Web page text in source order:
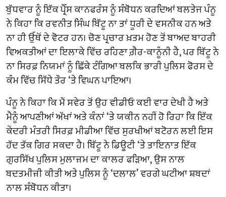
ਬੁੱਧਵਾਰ ਨੂੰ ਇੱਕ ਪ੍ਰੈੱਸ ਕਾਨਫਰੰਸ ਨੂੰ ਸੰਬੋਧਨ ਕਰਦਿਆਂ ਬਲਤੇਜ ਪੰਨੂ
ਨੇ ਕਿਹਾ ਕਿ ਰਵਨੀਤ ਸਿੰਘ ਬਿੱਟੂ ਨਾ ਤਾਂ ਧੂਰੀ ਦੇ ਵਸਨੀਕ ਹਨ ਅਤੇ
ਨਾ ਹੀ ਉੱਥੋਂ ਦੇ ਵੋਟਰ ਹਨ। ਚੋਣ ਪ੍ਰਚਾਰ ਖ਼ਤਮ ਹੋਣ ਤੋਂ ਬਾਅਦ ਬਾਹਰੀ
ਵਿਅਕਤੀਆਂ ਦਾ ਇਲਾਕੇ ਵਿੱਚ ਰਹਿਣਾ ਗ਼ੈਰ-ਕਾਨੂੰਨੀ ਹੈ, ਪਰ ਬਿੱਟੂ ਨੇ
ਨਾ ਸਿਰਫ਼ ਨਿਯਮਾਂ ਨੂੰ ਛਿੱਕੇ ਟੰਗਿਆ ਬਲਕਿ ਭਾਰੀ ਪੁਲਿਸ ਫੋਰਸ ਦੇ
ਕੰਮ ਵਿੱਚ ਸਿੱਧੇ ਤੌਰ ‘ਤੇ ਵਿਘਨ ਪਾਇਆ।
ਪੰਨੂ ਨੇ ਕਿਹਾ ਕਿ ਮੈਂ ਸਵੇਰ ਤੋਂ ਉਹ ਵੀਡੀਓ ਕਈ ਵਾਰ ਦੇਖੀ ਹੈ ਅਤੇ
ਮੈਨੂੰ ਆਪਣੀਆਂ ਅੱਖਾਂ ਅਤੇ ਕੰਨਾਂ ‘ਤੇ ਯਕੀਨ ਨਹੀਂ ਹੋ ਰਿਹਾ ਕਿ ਇੱਕ
ਕੇਂਦਰੀ ਮੰਤਰੀ ਸਿਰਫ਼ ਮੀਡੀਆ ਵਿੱਚ ਸੁਰਖੀਆਂ ਬਟੋਰਨ ਲਈ ਇਸ
ਹੱਦ ਤੱਕ ਗਿਰ ਸਕਦਾ ਹੈ। ਬਿੱਟੂ ਨੇ ਡਿਊਟੀ ‘ਤੇ ਤਾਇਨਾਤ ਇੱਕ
ਗੁਰਸਿੱਖ ਪੁਲਿਸ ਮੁਲਾਜ਼ਮ ਦਾ ਕਾਲਰ ਫੜਿਆ, ਉਸ ਨਾਲ
ਬਦਤਮੀਜ਼ੀ ਕੀਤੀ ਅਤੇ ਪੁਲਿਸ ਨੂੰ ‘ਦਲਾਲ’ ਵਰਗੇ ਘਟੀਆ ਸ਼ਬਦਾਂ
ਨਾਲ ਸੰਬੋਧਨ ਕੀਤਾ।